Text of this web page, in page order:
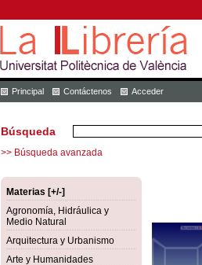
Principal Contáctenos Acceder
Búsqueda
>> Búsqueda avanzada
Materias [+/-]
Agronomía, Hidráulica y
Medio Natural
Arquitectura y Urbanismo
Arte y Humanidades